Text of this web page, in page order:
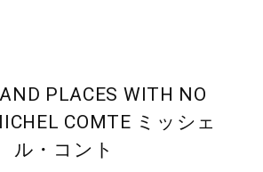
PLACES WITH NO
COMTE ミッシェ
ル・コント